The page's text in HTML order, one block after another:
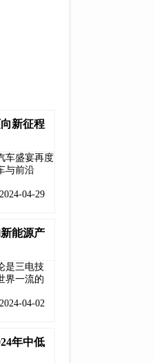
新征程
车盛宴再度
与前沿
2024-04-29
能源产
是三电技
界一流的
2024-04-02
年中低